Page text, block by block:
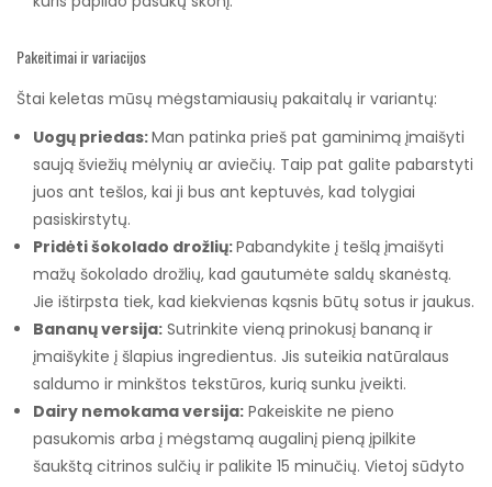
Pakeitimai ir variacijos
Štai keletas mūsų mėgstamiausių pakaitalų ir variantų:
Uogų priedas:Man patinka prieš pat gaminimą įmaišyti
saują šviežių mėlynių ar aviečių. Taip pat galite pabarstyti
juos ant tešlos, kai ji bus ant keptuvės, kad tolygiai
pasiskirstytų.
Pridėti šokolado drožlių:Pabandykite į tešlą įmaišyti
mažų šokolado drožlių, kad gautumėte saldų skanėstą.
Jie ištirpsta tiek, kad kiekvienas kąsnis būtų sotus ir jaukus.
Bananų versija: Sutrinkite vieną prinokusį bananą ir
įmaišykite į šlapius ingredientus. Jis suteikia natūralaus
saldumo ir minkštos tekstūros, kurią sunku įveikti.
Dairy nemokama versija: Pakeiskite ne pieno
pasukomis arba į mėgstamą augalinį pieną įpilkite
šaukštą citrinos sulčių ir palikite 15 minučių. Vietoj sūdyto